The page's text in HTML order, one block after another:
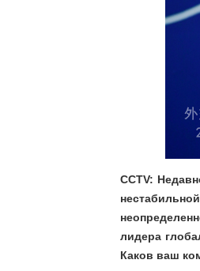
CCTV:
лидера
Каков ваш